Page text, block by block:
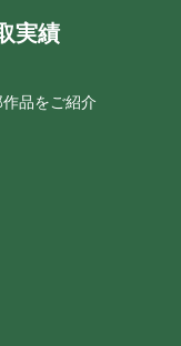
実績
品をご紹介